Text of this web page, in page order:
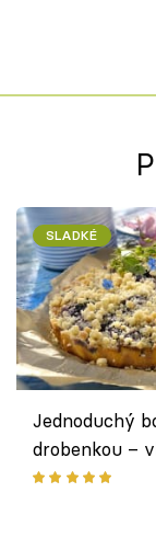
SLADKÉ
Jednoduchý
drobenkou –
ovoce